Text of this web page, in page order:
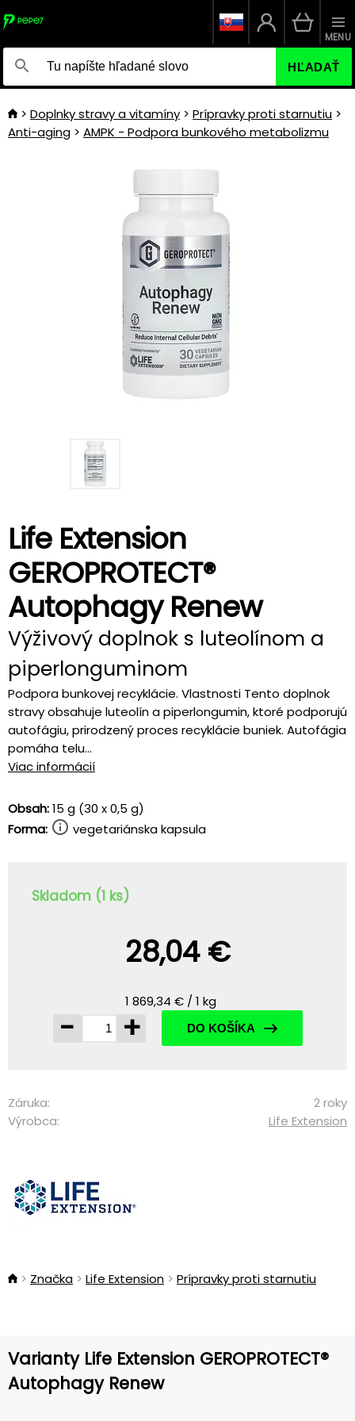
HĽADAŤ
MENU
Doplnky stravy a vitamíny
Prípravky proti starnutiu
Anti-aging
AMPK - Podpora bunkového metabolizmu
Life Extension
GEROPROTECT®
Autophagy Renew
Výživový doplnok s luteolínom a
piperlonguminom
Podpora bunkovej recyklácie. Vlastnosti Tento doplnok
stravy obsahuje luteolín a piperlongumin, ktoré podporujú
autofágiu, prirodzený proces recyklácie buniek. Autofágia
pomáha telu...
Viac informácií
Obsah:15 g (30 x 0,5 g)
Forma:
vegetariánska kapsula
Skladom (1 ks)
28,04 €
1 869,34 € / 1 kg
- + DO KOŠÍKA
Záruka:
2 roky
Výrobca:
Life Extension
Značka Life Extension Prípravky proti starnutiu
Varianty Life Extension GEROPROTECT®
Autophagy Renew